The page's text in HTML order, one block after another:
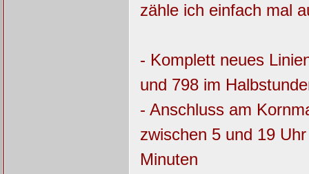
zähle ich einfach mal
- Komplett neues
und 798 im
- Anschluss am
zwischen 5 und 19
Minuten